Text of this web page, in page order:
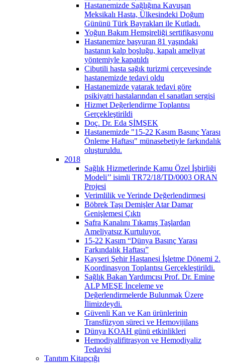
Hastanemizde Sağlığına Kavuşan
Meksikalı Hasta, Ülkesindeki Doğum
Gününü Türk Bayrakları ile Kutladı.
Yoğun Bakım Hemşireliği sertifikasyonu
Hastanemize başvuran 81 yaşındaki
hastanın kalp boşluğu, kapalı ameliyat
yöntemiyle kapatıldı
Cibutili hasta sağık turizmi çerçevesinde
hastanemizde tedavi oldu
Hastanemizde yatarak tedavi göre
psikiyatri hastalarından el sanatları sergisi
Hizmet Değerlendirme Toplantısı
Gerçekleştirildi
Doç. Dr. Eda ŞİMŞEK
Hastanemizde "15-22 Kasım Basınç Yarası
Önleme Haftası" münasebetiyle farkındalık
oluşturuldu.
2018
Sağlık Hizmetlerinde Kamu Özel İşbirliği
Modeli’’ isimli TR72/18/TD/0003 ORAN
Projesi
Verimlilik ve Yerinde Değerlendirmesi
Böbrek Taşı Demişler Atar Damar
Genişlemesi Çıktı
Safra Kanalını Tıkamış Taşlardan
Ameliyatsız Kurtuluyor.
15-22 Kasım “Dünya Basınç Yarası
Farkındalık Haftası”
Kayseri Şehir Hastanesi İşletme Dönemi 2.
Koordinasyon Toplantısı Gerçekleştirildi.
Sağlık Bakan Yardımcısı Prof. Dr. Emine
ALP MEŞE İnceleme ve
Değerlendirmelerde Bulunmak Üzere
İlimizdeydi.
Güvenli Kan ve Kan ürünlerinin
Transfüzyon süreci ve Hemovijilans
Dünya KOAH günü etkinlikleri
Hemodiyalifitrasyon ve Hemodiyaliz
Tedavisi
Tanıtım Kitapçığı